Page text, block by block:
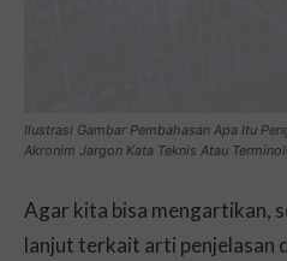
Ilustrasi Gambar Pembahasan Apa Itu
Akronim Jargon Kata Teknis Atau
Agar kita bisa mengartikan,
lanjut terkait arti penjelasan